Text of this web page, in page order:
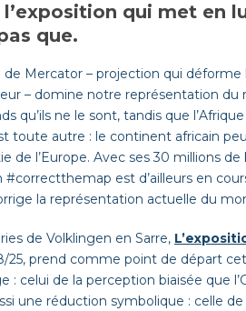
l’exposition qui met en
que.
de Mercator – projection qui
– domine notre représentation du
qu’ils ne le sont, tandis que
toute autre : le continent africain
de l’Europe. Avec ses 30 millions
est d’ailleurs en
la représentation actuelle du
de Volklingen en Sarre,
25, prend comme point de départ
: celui de la perception biaisée que
une réduction symbolique : celle de